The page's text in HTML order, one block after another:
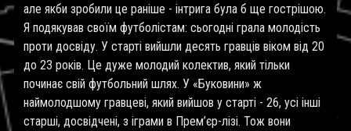
але якби зробили це раніше - інтрига була б ще гострішою.
Я подякував своїм футболістам: сьогодні грала молодість
проти досвіду. У старті вийшли десять гравців віком від 20
до 23 років. Це дуже молодий колектив, який тільки
починає свій футбольний шлях. У «Буковини» ж
наймолодшому гравцеві, який вийшов у старті - 26, усі інші
старші, досвідчені, з іграми в Прем’єр-лізі. Тож вони